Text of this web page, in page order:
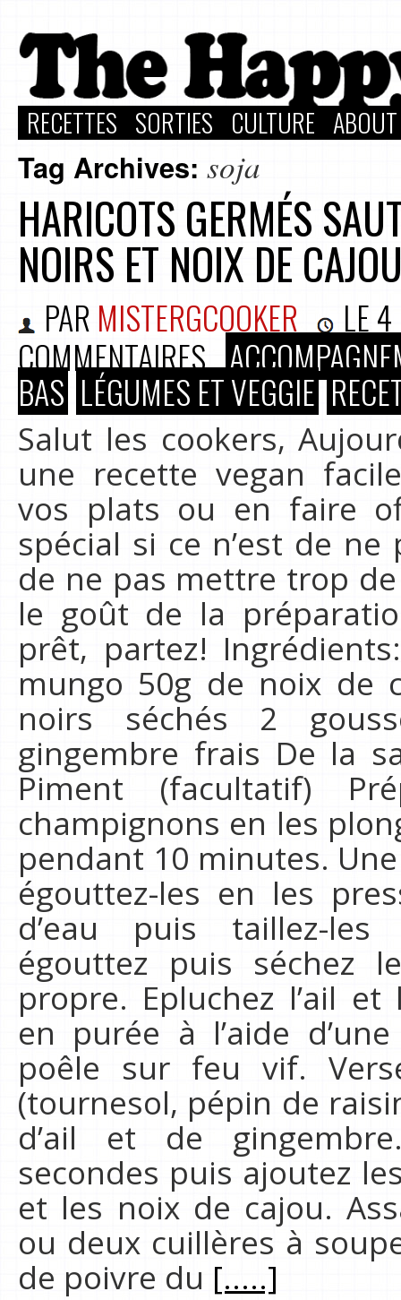
RECETTES SORTIES CULTURE
Tag Archives: soja
HARICOTS GERMÉS
NOIRS ET NOIX DE
PAR MISTERGCOOKER LE4
COMMENTAIRES
BAS LÉGUMES ET VEGGIE
Salut les cookers,
une recette vegan
vos plats ou en faire
spécial si ce n’est de
de ne pas mettre trop
le goût de la
prêt, partez!
mungo 50g de noix de
noirs séchés 2
gingembre frais De la
Piment (facultatif)
champignons en les
pendant 10 minutes.
égouttez-les en les
d’eau puis taillez-les
égouttez puis séchez
propre. Epluchez l’ail
en purée à l’aide
poêle sur feu vif.
(tournesol, pépin de
d’ail et de
secondes puis ajoutez
et les noix de cajou.
ou deux cuillères à
de poivre du [.....]